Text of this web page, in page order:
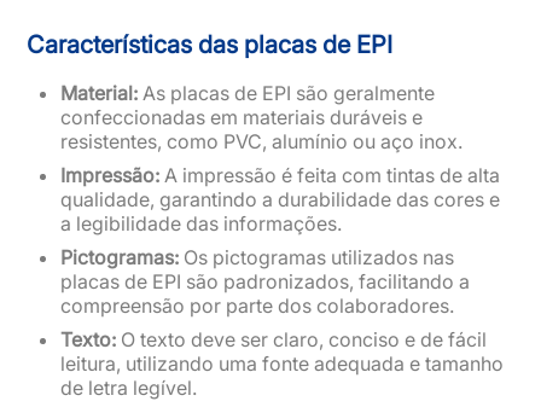
Características das placas de EPI
Material: As placas de EPI são geralmente
confeccionadas em materiais duráveis e
resistentes, como PVC, alumínio ou aço inox.
Impressão: A impressão é feita com tintas de alta
qualidade, garantindo a durabilidade das cores e
a legibilidade das informações.
Pictogramas: Os pictogramas utilizados nas
placas de EPI são padronizados, facilitando a
compreensão por parte dos colaboradores.
Texto: O texto deve ser claro, conciso e de fácil
leitura, utilizando uma fonte adequada e tamanho
de letra legível.